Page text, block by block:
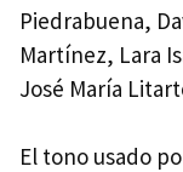
Piedrabuena,
Martínez, Lara
José María
El tono usado